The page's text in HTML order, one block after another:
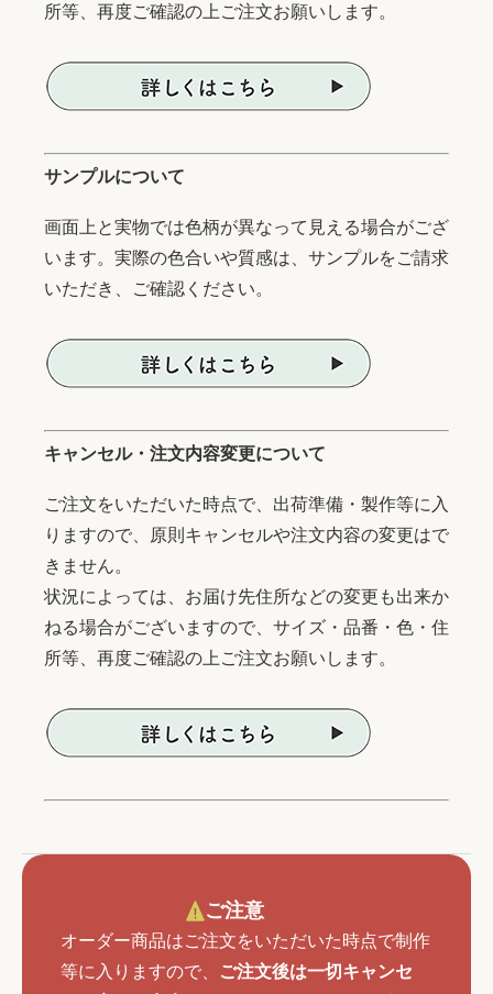
所等、再度ご確認の上ご注文お願いします。
サンプルについて
画面上と実物では色柄が異なって見える場合がござ
います。実際の色合いや質感は、サンプルをご請求
いただき、ご確認ください。
キャンセル・注文内容変更について
ご注文をいただいた時点で、出荷準備・製作等に入
りますので、原則キャンセルや注文内容の変更はで
きません。
状況によっては、お届け先住所などの変更も出来か
ねる場合がございますので、サイズ・品番・色・住
所等、再度ご確認の上ご注文お願いします。
ご注意
オーダー商品はご注文をいただいた時点で制作
等に入りますので、
ご注文後は一切キャンセ